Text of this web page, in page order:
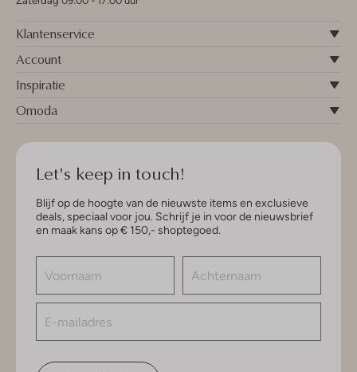
Klantenservice
Account
Inspiratie
Omoda
Let's keep in touch!
Blijf op de hoogte van de nieuwste items en exclusieve
deals, speciaal voor jou. Schrijf je in voor de nieuwsbrief
en maak kans op € 150,- shoptegoed.